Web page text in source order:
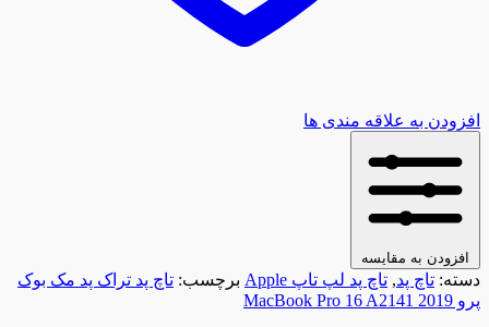
افزودن به علاقه مندی ها
افزودن به مقایسه
دسته: تاچ پد, تاچ پد لپ تاپ Apple برچسب: تاچ پد تراک پد مک بوک
پرو 2019 MacBook Pro 16 A2141